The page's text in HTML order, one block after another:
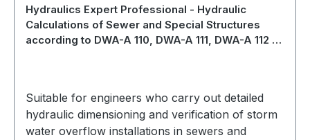
Hydraulics Expert Professional - Hydraulic
Calculations of Sewer and Special Structures
according to DWA-A 110, DWA-A 111, DWA-A 112 -
Suitable for engineers who carry out detailed
hydraulic dimensioning and verification of storm
water overflow installations in sewers and